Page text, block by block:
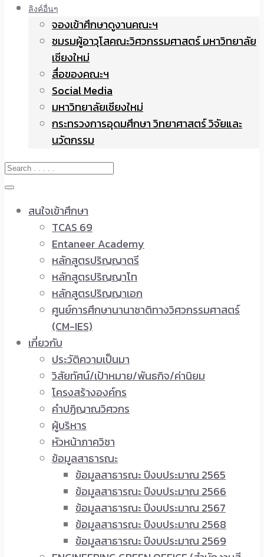
ลิงค์อื่นๆ
จองเข้าศึกษาดูงานคณะฯ
ชมรมผู้อาวุโสคณะวิศวกรรมศาสตร์ มหาวิทยาลัย
เชียงใหม่
สื่อของคณะฯ
Social Media
มหาวิทยาลัยเชียงใหม่
กระทรวงการอุดมศึกษา วิทยาศาสตร์ วิจัยและ
นวัตกรรม
สนใจเข้าศึกษา
TCAS 69
Entaneer Academy
หลักสูตรปริญญาตรี
หลักสูตรปริญญาโท
หลักสูตรปริญญาเอก
ศูนย์การศึกษานานาชาติทางวิศวกรรมศาสตร์
(CM-IES)
เกี่ยวกับ
ประวัติความเป็นมา
วิสัยทัศน์/เป้าหมาย/พันธกิจ/ค่านิยม
โครงสร้างองค์กร
คำปฏิญาณวิศวกร
ผู้บริหาร
หัวหน้าภาควิชา
ข้อมูลสาธารณะ
ข้อมูลสาธารณะ ปีงบประมาณ 2565
ข้อมูลสาธารณะ ปีงบประมาณ 2566
ข้อมูลสาธารณะ ปีงบประมาณ 2567
ข้อมูลสาธารณะ ปีงบประมาณ 2568
ข้อมูลสาธารณะ ปีงบประมาณ 2569